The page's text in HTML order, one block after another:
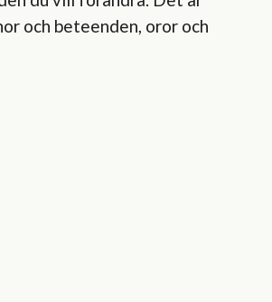
och beteenden, oror och